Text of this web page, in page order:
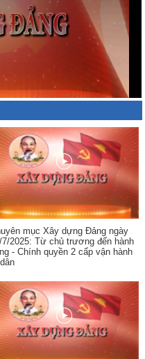
mục Xây dựng Đảng ngày
7/2025: Từ chủ trương đến hành
- Chính quyền 2 cấp vận hành